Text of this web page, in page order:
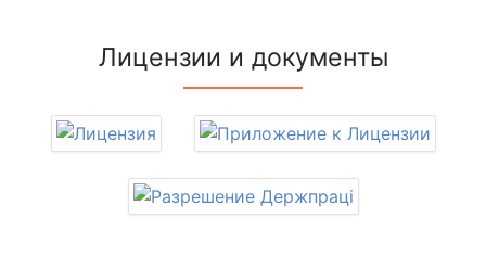
Лицензии и документы